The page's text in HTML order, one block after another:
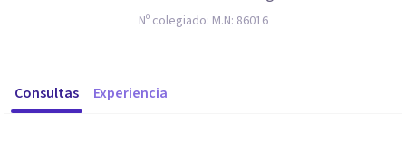
Nº colegiado: M.N: 86016
Consultas Experiencia